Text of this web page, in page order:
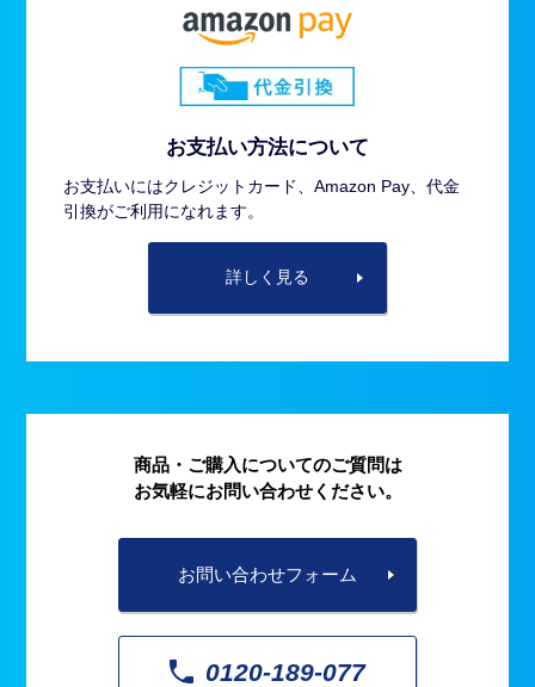
お支払い方法について
お支払いにはクレジットカード、Amazon Pay、代金
引換がご利用になれます。
詳しく見る
商品・ご購入についてのご質問は
お気軽にお問い合わせください。
お問い合わせフォーム
0120-189-077